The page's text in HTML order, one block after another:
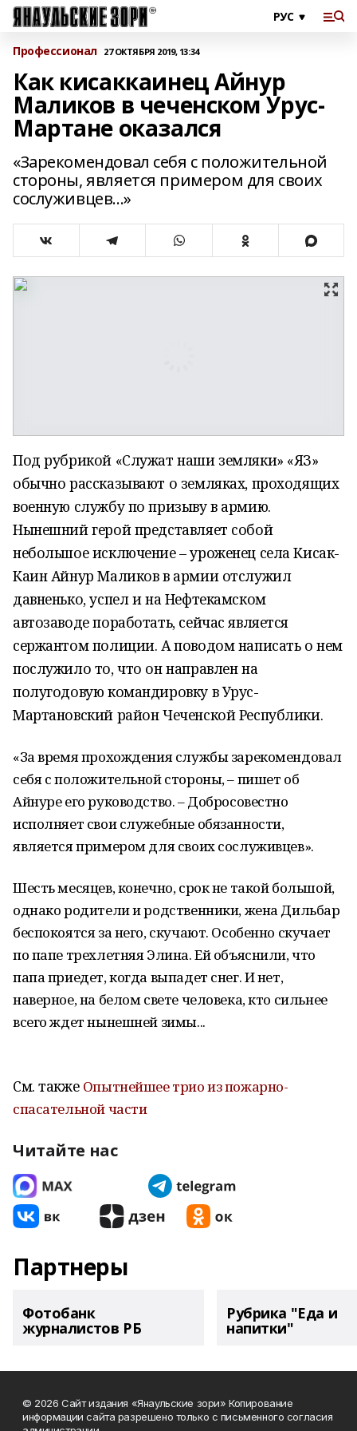
Профессионал 27 ОКТЯБРЯ 2019, 13:34
Как кисаккаинец Айнур
Маликов в чеченском Урус-
Мартане оказался
«Зарекомендовал себя с положительной
стороны, является примером для своих
сослуживцев...»
Под рубрикой «Служат наши земляки» «ЯЗ»
обычно рассказывают о земляках, проходящих
военную службу по призыву в армию.
Нынешний герой представляет собой
небольшое исключение – уроженец села Кисак-
Каин Айнур Маликов в армии отслужил
давненько, успел и на Нефтекамском
автозаводе поработать, сейчас является
сержантом полиции. А поводом написать о нем
послужило то, что он направлен на
полугодовую командировку в Урус-
Мартановский район Чеченской Республики.
«За время прохождения службы зарекомендовал
себя с положительной стороны, – пишет об
Айнуре его руководство. – Добросовестно
исполняет свои служебные обязанности,
является примером для своих сослуживцев».
Шесть месяцев, конечно, срок не такой большой,
однако родители и родственники, жена Дильбар
беспокоятся за него, скучают. Особенно скучает
по папе трехлетняя Элина. Ей объяснили, что
папа приедет, когда выпадет снег. И нет,
наверное, на белом свете человека, кто сильнее
всего ждет нынешней зимы...
См. также Опытнейшее трио из пожарно-
спасательной части
Читайте нас
Партнеры
Фотобанк
журналистов РБ
Рубрика "Еда и
напитки"
© 2026 Сайт издания «Янаульские зори» Копирование
информации сайта разрешено только с письменного согласия